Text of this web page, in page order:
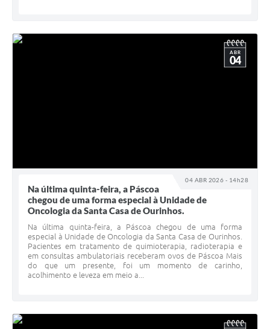
04 ABR 2026 - 14h28
ABR
04
Na última quinta-feira, a Páscoa
chegou de uma forma especial à Unidade de
Oncologia da Santa Casa de Ourinhos.
Na última quinta-feira, a Páscoa chegou de uma forma
especial à Unidade de Oncologia da Santa Casa de Ourinhos.
Pacientes em tratamento de quimioterapia, radioterapia e
em consultas ambulatoriais receberam ovos de Páscoa Mais
do que um presente, foi um momento de carinho,
acolhimento e leveza em meio a...